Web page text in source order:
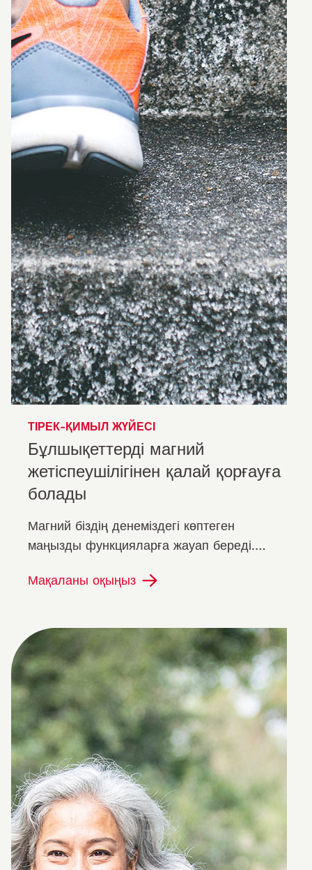
ТІРЕК-ҚИМЫЛ ЖҮЙЕСІ
Бұлшықеттерді магний
жетіспеушілігінен қалай қорғауға
болады
Магний біздің денеміздегі көптеген
маңызды функцияларға жауап береді.
станцияларында-митохондриялар-ол
Мақаланы оқыңыз